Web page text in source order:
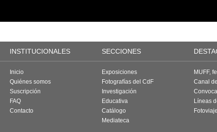
INSTITUCIONALES SECCIONES
Inicio
Quiénes somos
Suscripción
FAQ
Contacto
Exposiciones
Fotografías del CdF
Investigación
Educativa
Catálogo
Mediateca
MUFF,
Canal
Líneas